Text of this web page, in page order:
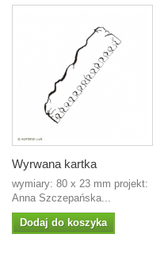
Wyrwana kartka
wymiary: 80 x 23 mm projekt:
Anna Szczepańska...
Dodaj do koszyka